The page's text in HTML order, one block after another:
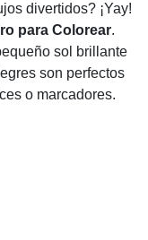
divertidos? ¡Yay!
para Colorear.
sol brillante
son perfectos
o marcadores.